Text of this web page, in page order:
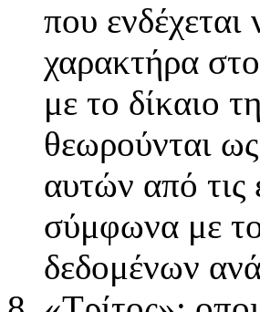
που
χαρακτήρα
με το δίκαιο
θεωρούνται
αυτών από τις
σύμφωνα με
δεδομένων